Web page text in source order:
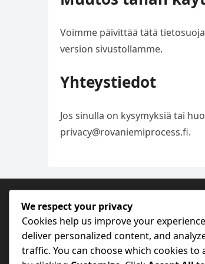
Voimme päivittää tätä
version sivustollamme.
Yhteystiedot
Jos sinulla on kysymyksiä tai
privacy@rovaniemiprocess.fi.
HAKU
Search
for:
We respect your privacy
Cookies help us improve your
deliver personalized content, and
traffic. You can choose which cookies to